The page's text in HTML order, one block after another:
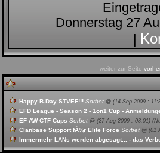
Donnerstag 27
weiter zur Seite
Happy B-Day STVEF!!! Sorbet@ (14 Sep 2009 :
EFD League - Season 2 - 1on1 Cup -
EF AW CTF Cups Sorbet@ (27 Aug 2009 : 08:01 )
Clanbase Support fÃ¼r Elite Force Sorbet@ (01
Immermehr LANs werden abgesagt... - das